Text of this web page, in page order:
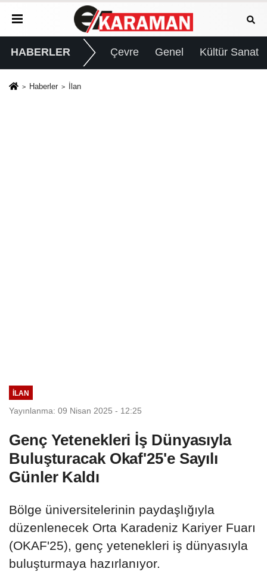
HABERLER Çevre Genel Kültür Sanat
Haberler İlan
İLAN
Yayınlanma: 09 Nisan 2025 - 12:25
Genç Yetenekleri İş Dünyasıyla
Buluşturacak Okaf'25'e Sayılı
Günler Kaldı
Bölge üniversitelerinin paydaşlığıyla
düzenlenecek Orta Karadeniz Kariyer Fuarı
(OKAF'25), genç yetenekleri iş dünyasıyla
buluşturmaya hazırlanıyor.